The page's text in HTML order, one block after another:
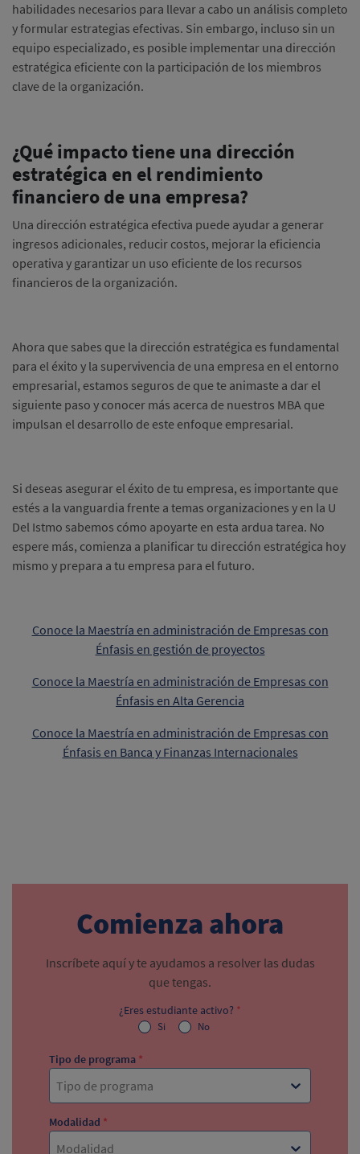
habilidades necesarios para llevar a cabo un análisis completo
y formular estrategias efectivas. Sin embargo, incluso sin un
equipo especializado, es posible implementar una dirección
estratégica eficiente con la participación de los miembros
clave de la organización.
¿Qué impacto tiene una dirección
estratégica en el rendimiento
financiero de una empresa?
Una dirección estratégica efectiva puede ayudar a generar
ingresos adicionales, reducir costos, mejorar la eficiencia
operativa y garantizar un uso eficiente de los recursos
financieros de la organización.
Ahora que sabes que la dirección estratégica es fundamental
para el éxito y la supervivencia de una empresa en el entorno
empresarial, estamos seguros de que te animaste a dar el
siguiente paso y conocer más acerca de nuestros MBA que
impulsan el desarrollo de este enfoque empresarial.
Si deseas asegurar el éxito de tu empresa, es importante que
estés a la vanguardia frente a temas organizaciones y en la U
Del Istmo sabemos cómo apoyarte en esta ardua tarea. No
espere más, comienza a planificar tu dirección estratégica hoy
mismo y prepara a tu empresa para el futuro.
Conoce la Maestría en administración de Empresas con
Énfasis en gestión de proyectos
Conoce la Maestría en administración de Empresas con
Énfasis en Alta Gerencia
Conoce la Maestría en administración de Empresas con
Énfasis en Banca y Finanzas Internacionales
Comienza ahora
Inscríbete aquí y te ayudamos a resolver las dudas
que tengas.
¿Eres estudiante activo? *
Si No
Tipo de programa *
Tipo de programa
Modalidad *
Modalidad